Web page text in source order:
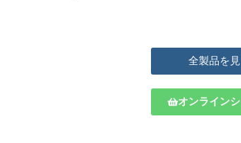
全製品
オンライン